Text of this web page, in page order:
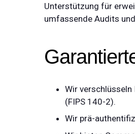
Unterstützung für
umfassende Audits
Wir
(FIPS 140-2).
Wir prä-